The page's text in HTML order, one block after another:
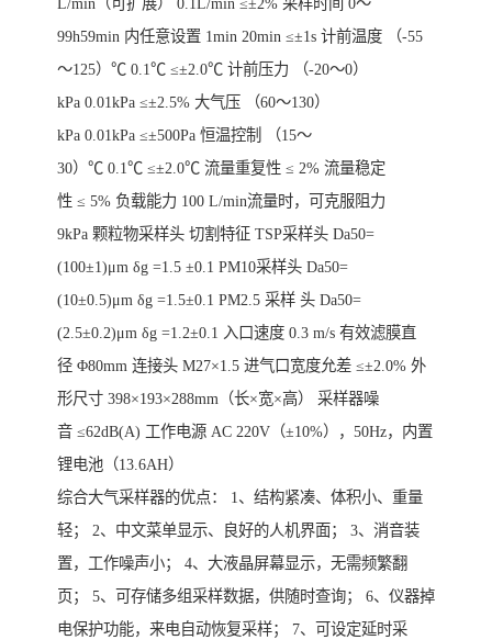
L/min（可扩展） 0.1L/min ≤±2% 采样时间 0～
99h59min 内任意设置 1min 20min ≤±1s 计前温度 （-55
～125）℃ 0.1℃ ≤±2.0℃ 计前压力 （-20～0）
kPa 0.01kPa ≤±2.5% 大气压 （60～130）
kPa 0.01kPa ≤±500Pa 恒温控制 （15～
30）℃ 0.1℃ ≤±2.0℃ 流量重复性 ≤ 2% 流量稳定
性 ≤ 5% 负载能力 100 L/min流量时，可克服阻力
9kPa 颗粒物采样头 切割特征 TSP采样头 Da50=
(100±1)μm δg =1.5 ±0.1 PM10采样头 Da50=
(10±0.5)μm δg =1.5±0.1 PM2.5 采样 头 Da50=
(2.5±0.2)μm δg =1.2±0.1 入口速度 0.3 m/s 有效滤膜直
径 Φ80mm 连接头 M27×1.5 进气口宽度允差 ≤±2.0% 外
形尺寸 398×193×288mm（长×宽×高） 采样器噪
音 ≤62dB(A) 工作电源 AC 220V（±10%），50Hz，内置
锂电池（13.6AH）
综合大气采样器的优点： 1、结构紧凑、体积小、重量
轻； 2、中文菜单显示、良好的人机界面； 3、消音装
置，工作噪声小； 4、大液晶屏幕显示，无需频繁翻
页； 5、可存储多组采样数据，供随时查询； 6、仪器掉
电保护功能，来电自动恢复采样； 7、可设定延时采